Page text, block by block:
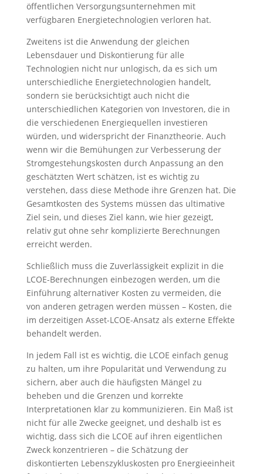
öffentlichen Versorgungsunternehmen mit
verfügbaren Energietechnologien verloren hat.
Zweitens ist die Anwendung der gleichen
Lebensdauer und Diskontierung für alle
Technologien nicht nur unlogisch, da es sich um
unterschiedliche Energietechnologien handelt,
sondern sie berücksichtigt auch nicht die
unterschiedlichen Kategorien von Investoren, die in
die verschiedenen Energiequellen investieren
würden, und widerspricht der Finanztheorie. Auch
wenn wir die Bemühungen zur Verbesserung der
Stromgestehungskosten durch Anpassung an den
geschätzten Wert schätzen, ist es wichtig zu
verstehen, dass diese Methode ihre Grenzen hat. Die
Gesamtkosten des Systems müssen das ultimative
Ziel sein, und dieses Ziel kann, wie hier gezeigt,
relativ gut ohne sehr komplizierte Berechnungen
erreicht werden.
Schließlich muss die Zuverlässigkeit explizit in die
LCOE-Berechnungen einbezogen werden, um die
Einführung alternativer Kosten zu vermeiden, die
von anderen getragen werden müssen – Kosten, die
im derzeitigen Asset-LCOE-Ansatz als externe Effekte
behandelt werden.
In jedem Fall ist es wichtig, die LCOE einfach genug
zu halten, um ihre Popularität und Verwendung zu
sichern, aber auch die häufigsten Mängel zu
beheben und die Grenzen und korrekte
Interpretationen klar zu kommunizieren. Ein Maß ist
nicht für alle Zwecke geeignet, und deshalb ist es
wichtig, dass sich die LCOE auf ihren eigentlichen
Zweck konzentrieren – die Schätzung der
diskontierten Lebenszykluskosten pro Energieeinheit